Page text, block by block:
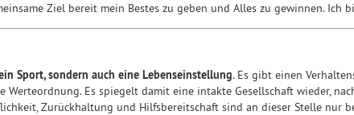
Ziel bereit mein Bestes zu geben und Alles zu gewinnen. Ich
Sport, sondern auch eine Lebenseinstellung. Es gibt einen
Werteordnung. Es spiegelt damit eine intakte Gesellschaft wieder,
Zurückhaltung und Hilfsbereitschaft sind an dieser Stelle nur